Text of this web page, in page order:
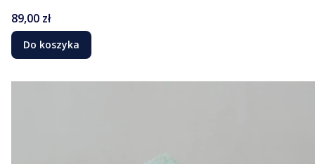
Cena
89,00 zł
Do koszyka